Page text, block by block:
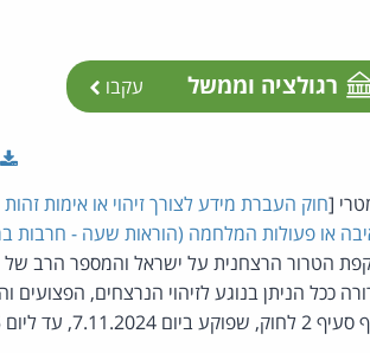
רגולציה וממשל עקבו
חוק העברת מידע לצורך זיהוי או אימות
או פעולות המלחמה (הוראות שעה - חרבות
הטרור הרצחנית על ישראל והמספר הרב של
ככל הניתן בנוגע לזיהוי הנרצחים, הפצועים
7.5.2025.